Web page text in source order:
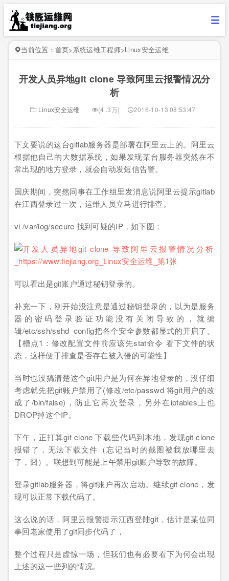
当前位置： 首页> 系统运维工程师>Linux安全运维
开发人员异地git clone 导致阿里云报警情况分
析
Linux安全运维 (4..3万) 2016-10-13 08:53:47
下文要说的这台gitlab服务器是部署在阿里云上的。阿里云
根据他自己的大数据系统，如果发现某台服务器突然在不
常出现的地方登录，就会自动发短信告警。
国庆期间，突然同事在工作组里发消息说阿里云提示gitlab
在江西登录过一次，运维人员立马进行排查。
vi /var/log/secure 找到可疑的IP，如下图：
可以看出是git账户通过秘钥登录的。
补充一下，刚开始没注意是通过秘钥登录的，以为是服务
器的密码登录验证功能没有关闭导致的，就编
辑/etc/ssh/sshd_config把各个安全参数都显式的开启了。
【槽点1：修改配置文件前应该先stat命令 看下文件的状
态，这样便于排查是否存在被入侵的可能性】
当时也没搞清楚这个git用户是为何在异地登录的，没仔细
考虑就先把git账户禁用了(修改/etc/passwd 将git用户的改
成了/bin/false)，防止它再次登录，另外在iptables上也
DROP掉这个IP。
下午，正打算git clone 下载些代码到本地，发现git clone
报错了，无法下载文件（忘记当时的截图被我放哪里去
了，囧）。联想到可能是上午禁用git账户导致的故障。
登录gitlab服务器，将git账户再次启动。继续git clone，发
现可以正常下载代码了。
这么说的话，阿里云报警提示江西登陆git，估计是某位同
事回老家使用了git同步代码了，
整个过程只是虚惊一场，但我们也有必要看下为何会出现
上述的这一些列的情况。